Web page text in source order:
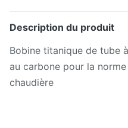
Description du produit
Bobine titanique de tube
au carbone pour la
chaudière